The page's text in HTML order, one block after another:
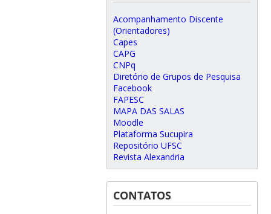
Acompanhamento Discente
(Orientadores)
Capes
CAPG
CNPq
Diretório de Grupos de Pesquisa
Facebook
FAPESC
MAPA DAS SALAS
Moodle
Plataforma Sucupira
Repositório UFSC
Revista Alexandria
CONTATOS